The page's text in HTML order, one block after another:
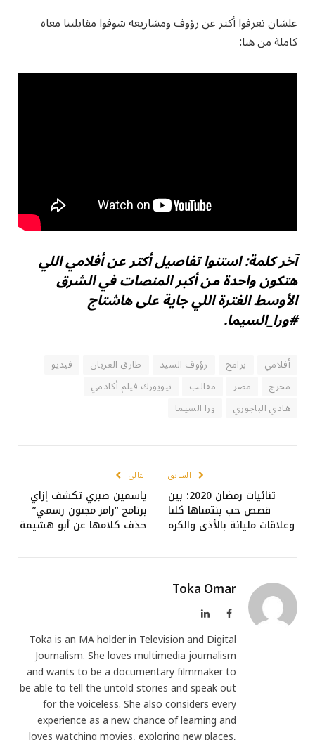
علشان تعرفوا أكتر عن رؤوف ومشاريعه شوفوا مقابلتنا معاه
كاملة من هنا:
آخر كلمة: استنوا تفاصيل أكتر عن أفلامي اللي
هتكون واحدة من أكبر المنصات في الشرق
الأوسط الفترة اللي جاية على هاشتاج
#ورا_السيما.
أفلامي برامج رؤوف السيد طارق العريان
فيديو
مخرج
مصر مقالب
نيويورك فيلم أكادمي
هادي الباجوري
ورا السيما
السابق
ثنائيات رمضان 2020: بين
قصص حب بنتمناها كلنا
وعلاقات مليانة بالأذى والكره
التالي
ياسمين صبري تكشف إزاي
برنامج “رامز مجنون رسمي”
حذف كلامها عن أبو هشيمة
Toka Omar
فيسبوكلينكدإن
Toka is an MA holder in Television and Digital
Journalism. She loves multimedia journalism
and wants to be a documentary filmmaker to
be able to tell the untold stories and speak out
for the voiceless. She also considers every
experience as a new chance of learning and